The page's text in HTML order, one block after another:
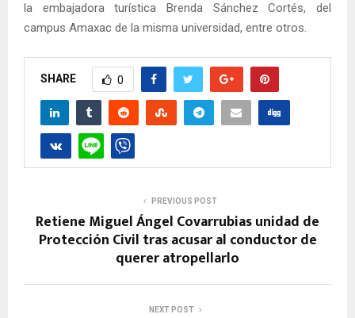
la embajadora turística Brenda Sánchez Cortés, del
campus Amaxac de la misma universidad, entre otros.
SHARE 0
PREVIOUS POST
Retiene Miguel Ángel Covarrubias unidad de
Protección Civil tras acusar al conductor de
querer atropellarlo
NEXT POST